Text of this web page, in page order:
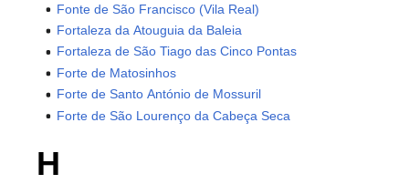
Fonte de São Francisco (Vila Real)
Fortaleza da Atouguia da Baleia
Fortaleza de São Tiago das Cinco Pontas
Forte de Matosinhos
Forte de Santo António de Mossuril
Forte de São Lourenço da Cabeça Seca
H